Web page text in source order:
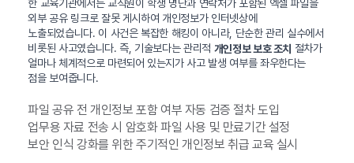
한 교육기관에서는 교직원이 학생 명단과 연락처가 포함된 엑셀 파일을
외부 공유 링크로 잘못 게시하여 개인정보가 인터넷상에
노출되었습니다. 이 사건은 복잡한 해킹이 아니라, 단순한 관리 실수에서
비롯된 사고였습니다. 즉, 기술보다는 관리적 개인정보 보호 조치 절차가
얼마나 체계적으로 마련되어 있는지가 사고 발생 여부를 좌우한다는
점을 보여줍니다.
파일 공유 전 개인정보 포함 여부 자동 검증 절차 도입
업무용 자료 전송 시 암호화 파일 사용 및 만료기간 설정
보안 인식 강화를 위한 주기적인 개인정보 취급 교육 실시